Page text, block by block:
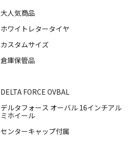
大人気商品
ホワイトレタータイヤ
カスタムサイズ
倉庫保管品
DELTA FORCE OVBAL
デルタフォース オーバル 16インチアル
ミホイール
センターキャップ付属